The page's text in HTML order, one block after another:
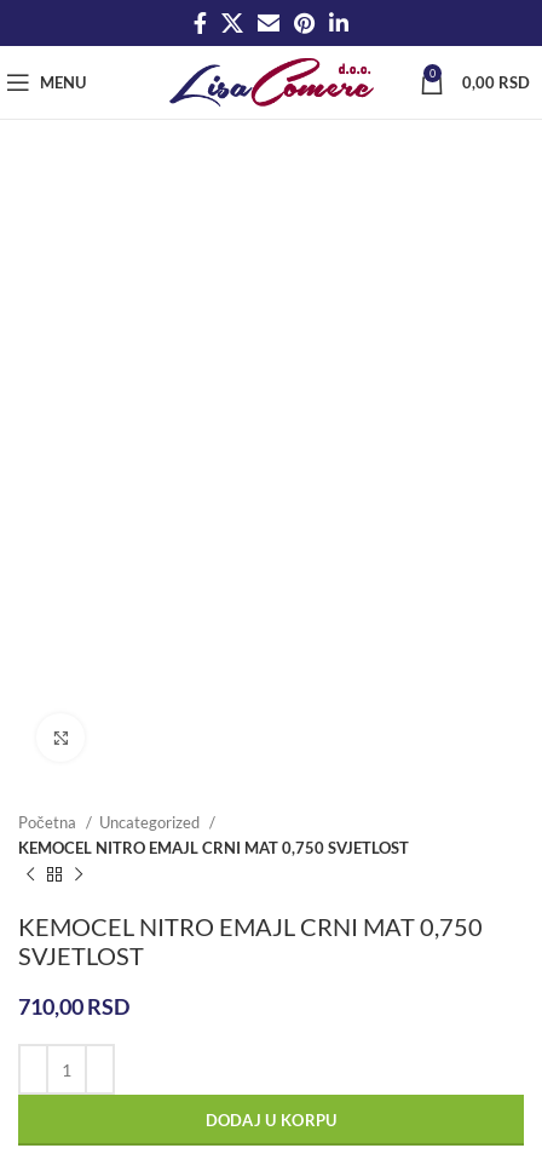
MENU 0 0,00 RSD
Početna
Uncategorized
KEMOCEL NITRO EMAJL CRNI MAT 0,750 SVJETLOST
KEMOCEL NITRO EMAJL CRNI MAT 0,750
SVJETLOST
710,00RSD
DODAJ U KORPU